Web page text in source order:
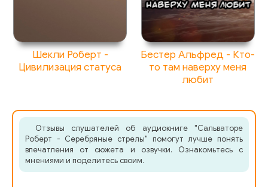
Шекли Роберт -
Цивилизация статуса
Бестер Альфред - Кто-
то там наверху меня
любит
Отзывы слушателей об аудиокниге "Сальваторе
Роберт - Серебряные стрелы" помогут лучше понять
впечатления от сюжета и озвучки. Ознакомьтесь с
мнениями и поделитесь своим.